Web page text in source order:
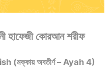
কোরআন শরীফ
(মক্কায় অবতীর্ণ – Ayah 4)